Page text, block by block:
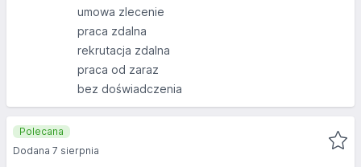
umowa zlecenie
praca zdalna
rekrutacja zdalna
praca od zaraz
bez doświadczenia
Polecana
Dodana 7 sierpnia